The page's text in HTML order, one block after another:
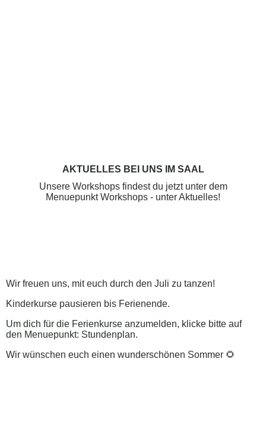
AKTUELLES BEI UNS IM SAAL
Unsere Workshops findest du jetzt unter dem
MenuepunktWorkshops - unter Aktuelles!
Wir freuen uns, mit euch durch den Juli zu tanzen!
Kinderkurse pausieren bis Ferienende.
Um dich für die Ferienkurse anzumelden, klicke bitte auf
den Menuepunkt: Stundenplan.
Wir wünschen euch einen wunderschönen Sommer 🌻